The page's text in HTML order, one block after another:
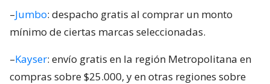
–Jumbo: despacho gratis al comprar un monto
mínimo de ciertas marcas seleccionadas.
–Kayser: envío gratis en la región Metropolitana en
compras sobre $25.000, y en otras regiones sobre